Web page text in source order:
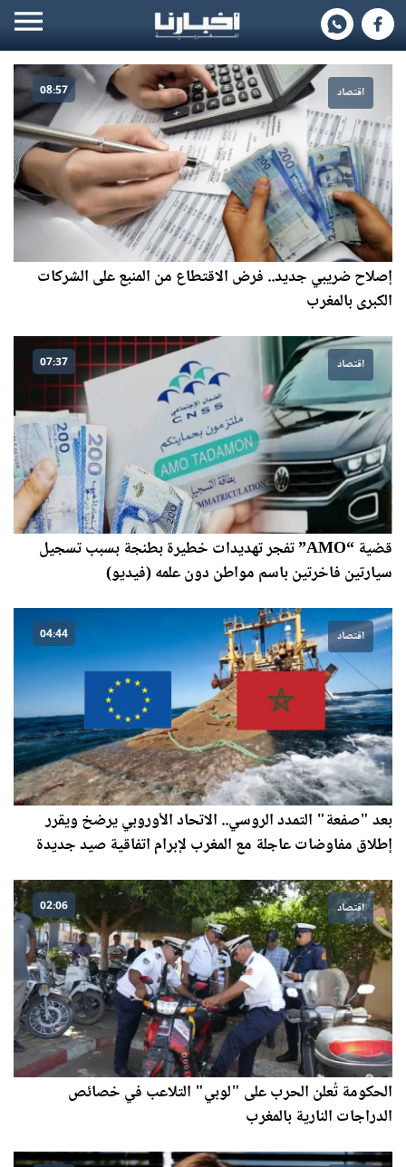
اقتصاد 08:57
إصلاح ضريبي جديد.. فرض الاقتطاع من المنبع على الشركات
الكبرى بالمغرب
اقتصاد 07:37
قضية “AMO” تفجر تهديدات خطيرة بطنجة بسبب تسجيل
سيارتين فاخرتين باسم مواطن دون علمه (فيديو)
اقتصاد 04:44
بعد "صفعة" التمدد الروسي.. الاتحاد الأوروبي يرضخ ويقرر
إطلاق مفاوضات عاجلة مع المغرب لإبرام اتفاقية صيد جديدة
اقتصاد 02:06
الحكومة تُعلن الحرب على "لوبي" التلاعب في خصائص
الدراجات النارية بالمغرب